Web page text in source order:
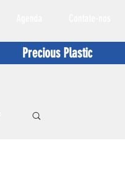
Precious Plastic